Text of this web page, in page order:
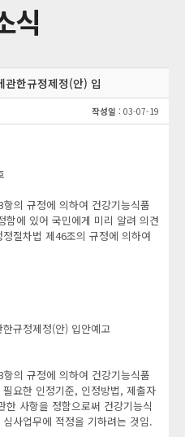
식
관한규정제정(안) 입
작성일 : 03-07-19
의 규정에 의하여 건강기능식품
함에 있어 국민에게 미리 알려 의견
절차법 제46조의 규정에 의하여
규정제정(안) 입안예고
의 규정에 의하여 건강기능식품
요한 인정기준, 인정방법, 제출자
사항을 정함으로써 건강기능식
사업무에 적정을 기하려는 것임.